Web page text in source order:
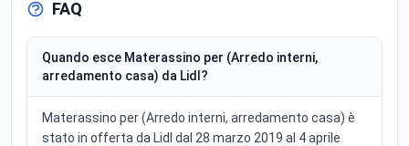
FAQ
Quando esce Materassino per (Arredo interni,
arredamento casa) da Lidl?
Materassino per (Arredo interni, arredamento casa) è
stato in offerta da Lidl dal 28 marzo 2019 al 4 aprile